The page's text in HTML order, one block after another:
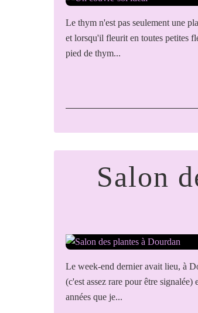
Le thym n'est pas seulement une
et lorsqu'il fleurit en toutes petites
pied de thym...
Salon
Le week-end dernier avait lieu, à
(c'est assez rare pour être
années que je...